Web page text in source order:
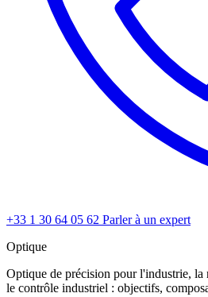
+33 1 30 64 05 62 Parler à un expert
Optique
Optique de précision pour l'industrie, la
le contrôle industriel : objectifs,